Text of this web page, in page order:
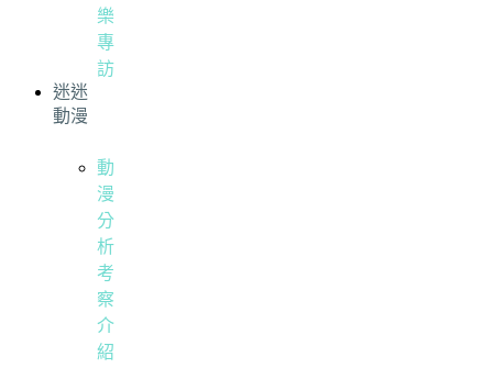
樂
專
訪
迷迷
動漫
動
漫
分
析
考
察
介
紹